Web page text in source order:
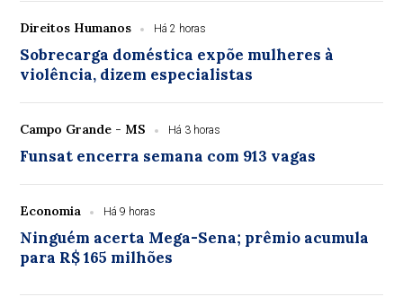
Direitos Humanos Há 2 horas
Sobrecarga doméstica expõe mulheres à
violência, dizem especialistas
Campo Grande - MS Há 3 horas
Funsat encerra semana com 913 vagas
Economia Há 9 horas
Ninguém acerta Mega-Sena; prêmio acumula
para R$ 165 milhões